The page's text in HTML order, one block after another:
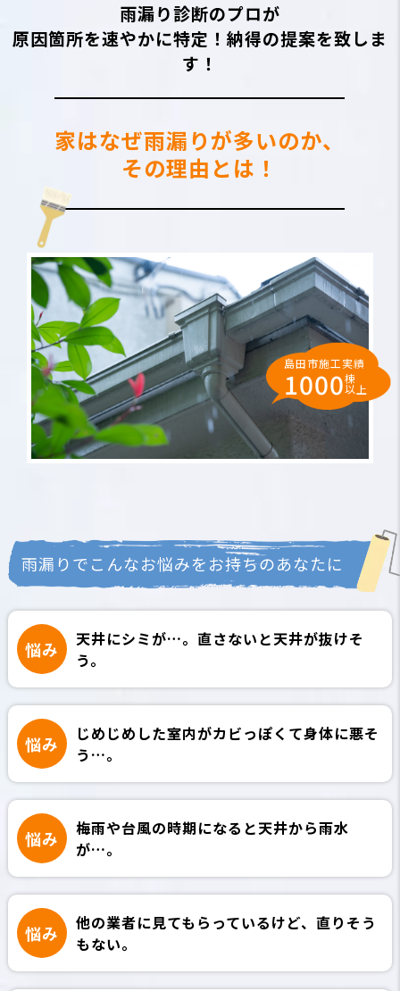
雨漏り診断のプロが
原因箇所を速やかに特定！納得の提案を致しま
す！
家はなぜ雨漏りが多いのか、
その理由とは！
島田市施工実績
1000棟
以上
雨漏りでこんなお悩みをお持ちのあなたに
悩み 天井にシミが…。 直さないと天井が抜けそ
う。
悩み じめじめした室内がカビっぽくて身体に悪そ
う…。
悩み 梅雨や台風の時期になると天井から雨水
が…。
悩み 他の業者に見てもらっているけど、 直りそう
もない。